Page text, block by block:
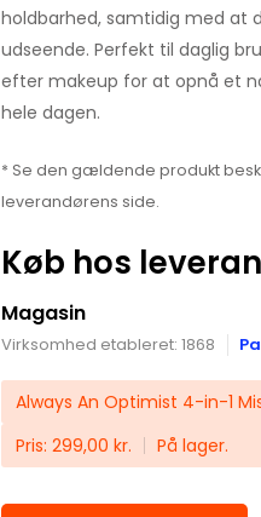
holdbarhed, samtidig med at
udseende. Perfekt til daglig
efter makeup for at opnå et
hele dagen.
* Se den gældende produkt
leverandørens side.
Køb hos
Magasin
Virksomhed etableret: 1868
Always An Optimist 4-in-1
Pris: 299,00 kr.
På lager.